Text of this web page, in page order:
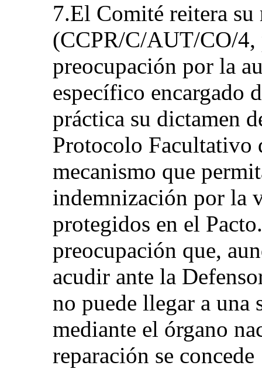
7.El Comité reitera
(CCPR/C/AUT/CO/4,
preocupación por la
específico encargado
práctica su dictamen
Protocolo Facultativo
mecanismo que
indemnización por la
protegidos en el
preocupación que,
acudir ante la
no puede llegar a una
mediante el órgano
reparación se concede